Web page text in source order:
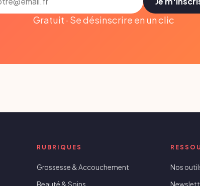
Gratuit · Se désinscrire en un clic
RUBRIQUES
Grossesse & Accouchement
Beauté & Soins
Nos